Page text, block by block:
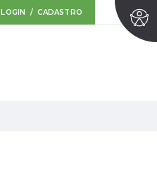
LOGIN / CADASTRO